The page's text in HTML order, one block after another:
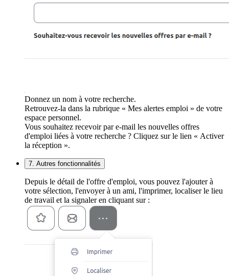
Donnez un nom à votre recherche.
Retrouvez-la dans la rubrique « Mes alertes emploi » de votre
espace personnel.
Vous souhaitez recevoir par e-mail les nouvelles offres
d'emploi liées à votre recherche ? Cliquez sur le lien « Activer
la réception ».
7. Autres fonctionnalités
Depuis le détail de l'offre d'emploi, vous pouvez l'ajouter à
votre sélection, l'envoyer à un ami, l'imprimer, localiser le lieu
de travail et la signaler en cliquant sur :